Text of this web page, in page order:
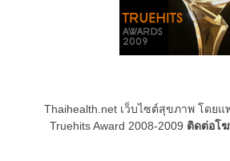
Thaihealth.net เว็บไซต์สุขภาพ โดยแ
Truehits Award 2008-2009 ติดต่อโฆ